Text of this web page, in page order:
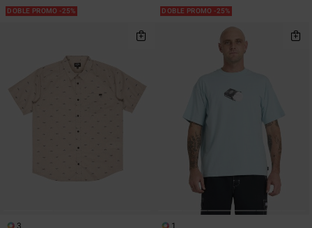
DOBLE PROMO -25%
DOBLE PROMO -25%